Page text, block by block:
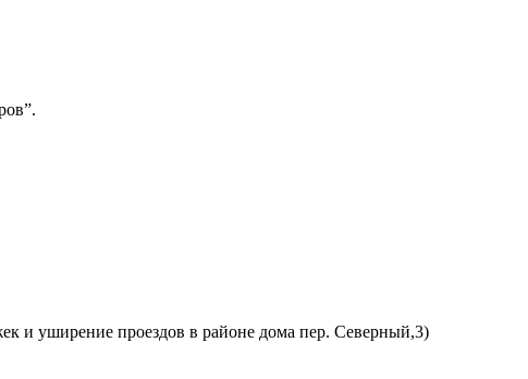
и уширение проездов в районе дома пер. Северный,3)